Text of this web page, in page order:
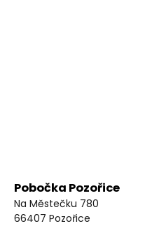
Pobočka Pozořice
Na Městečku 780
66407 Pozořice